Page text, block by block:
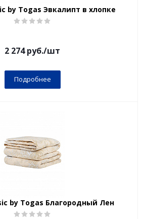
by Togas Эвкалипт в хлопке
2 274руб./шт
Подробнее
by Togas Благородный Лен